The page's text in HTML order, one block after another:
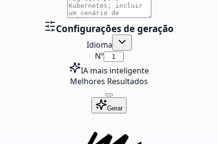
Configurações de geração
Idioma
Nº
IA mais inteligente
Melhores Resultados
Gerar